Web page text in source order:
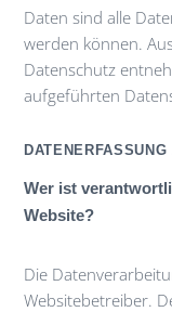
Daten sind alle
werden können.
Datenschutz
aufgeführten
Wer ist
Website?
Die
Websitebetreiber.